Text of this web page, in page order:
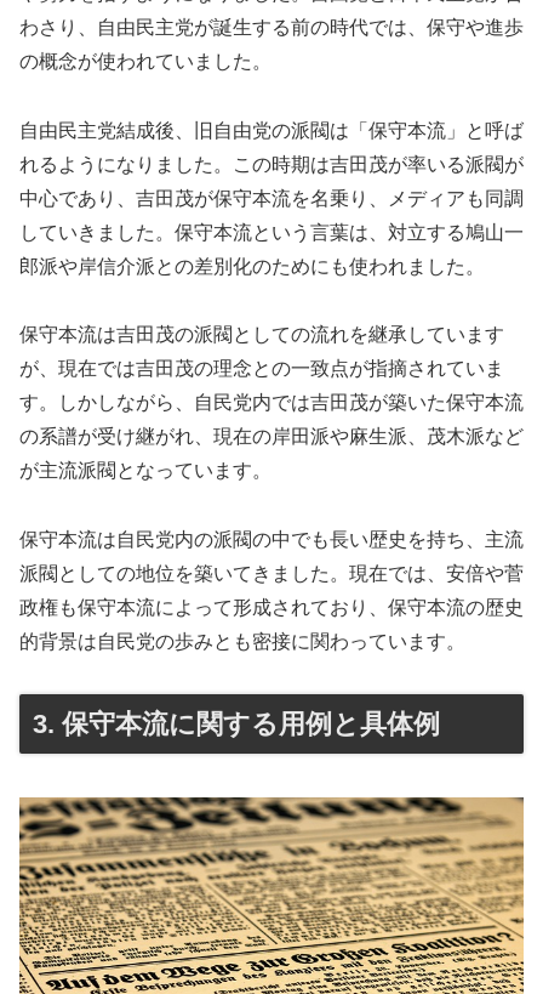
わさり、自由民主党が誕生する前の時代では、保守や進歩
の概念が使われていました。
自由民主党結成後、旧自由党の派閥は「保守本流」と呼ば
れるようになりました。この時期は吉田茂が率いる派閥が
中心であり、吉田茂が保守本流を名乗り、メディアも同調
していきました。保守本流という言葉は、対立する鳩山一
郎派や岸信介派との差別化のためにも使われました。
保守本流は吉田茂の派閥としての流れを継承しています
が、現在では吉田茂の理念との一致点が指摘されていま
す。しかしながら、自民党内では吉田茂が築いた保守本流
の系譜が受け継がれ、現在の岸田派や麻生派、茂木派など
が主流派閥となっています。
保守本流は自民党内の派閥の中でも長い歴史を持ち、主流
派閥としての地位を築いてきました。現在では、安倍や菅
政権も保守本流によって形成されており、保守本流の歴史
的背景は自民党の歩みとも密接に関わっています。
3. 保守本流に関する用例と具体例